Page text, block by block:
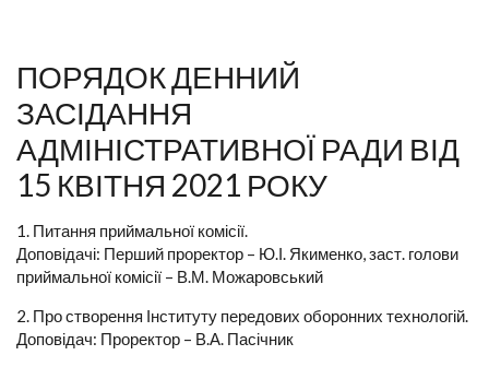
ПОРЯДОК ДЕННИЙ
ЗАСІДАННЯ
АДМІНІСТРАТИВНОЇ РАДИ ВІД
15 КВІТНЯ 2021 РОКУ
1. Питання приймальної комісії.
Доповідачі: Перший проректор – Ю.І. Якименко, заст. голови
приймальної комісії – В.М. Можаровський
2. Про створення Інституту передових оборонних технологій.
Доповідач: Проректор – В.А. Пасічник